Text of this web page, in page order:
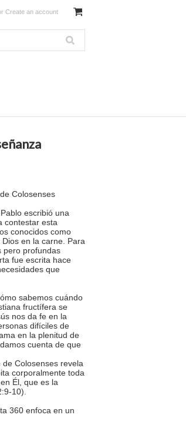
Create an account
Colosenses
escribió una
contestar esta
conocidos como
en la carne. Para
pero profundas
fue escrita hace
que
sabemos cuándo
fructífera se
nos da fe en la
difíciles de
en la plenitud de
cuenta de que
Colosenses revela
corporalmente toda
Él, que es la
10).
360 enfoca en un